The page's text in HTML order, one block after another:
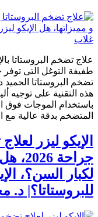
علاج تضخم البروستاتا
طفيفة التوغل التى
تضخم البروستاتا الحميد
هذه التقنية على توجيه
باستخدام الموجات فوق
المتضخم بدقة عالية
الإيكو ليزر
لكبار السن؟،
للبروستاتا؟| د.